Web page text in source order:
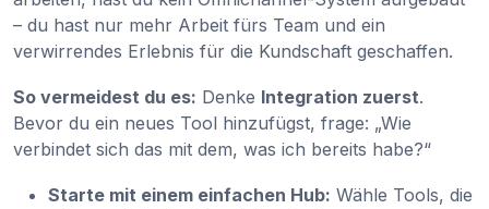
– du hast nur mehr Arbeit fürs Team und ein
verwirrendes Erlebnis für die Kundschaft geschaffen.
So vermeidest du es: Denke Integration zuerst.
Bevor du ein neues Tool hinzufügst, frage: „Wie
verbindet sich das mit dem, was ich bereits habe?“
Starte mit einem einfachen Hub: Wähle Tools, die